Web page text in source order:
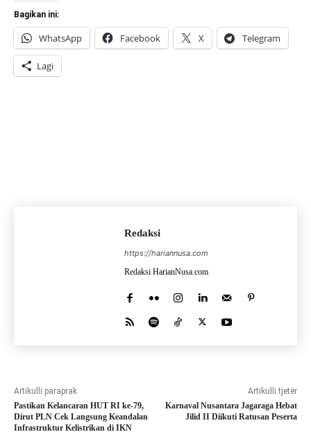
Bagikan ini:
WhatsApp Facebook X Telegram
Lagi
Redaksi
https://hariannusa.com
Redaksi HarianNusa.com
Artikulli paraprak
Pastikan Kelancaran HUT RI ke-79,
Dirut PLN Cek Langsung Keandalan
Infrastruktur Kelistrikan di IKN
Artikulli tjetër
Karnaval Nusantara Jagaraga Hebat
Jilid II Diikuti Ratusan Peserta